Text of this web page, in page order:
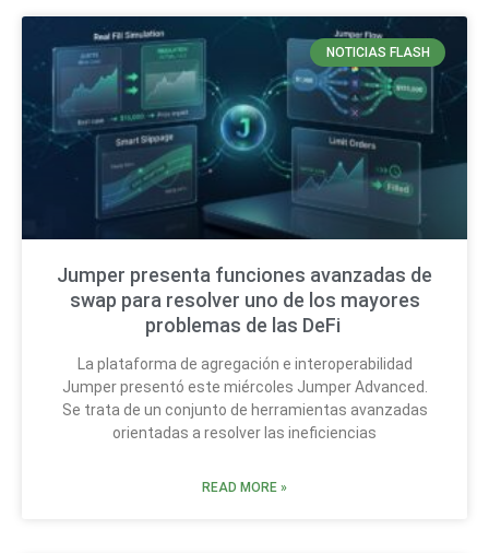
NOTICIAS FLASH
Jumper presenta funciones avanzadas de
swap para resolver uno de los mayores
problemas de las DeFi
La plataforma de agregación e interoperabilidad
Jumper presentó este miércoles Jumper Advanced.
Se trata de un conjunto de herramientas avanzadas
orientadas a resolver las ineficiencias
READ MORE »